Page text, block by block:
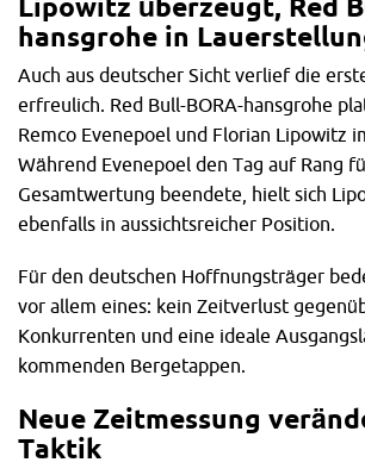
Lipowitz überzeugt, Red
hansgrohe in
Auch aus deutscher Sicht verlief die
erfreulich. Red Bull-BORA-hansgrohe
Remco Evenepoel und Florian Lipowitz
Während Evenepoel den Tag auf Rang
Gesamtwertung beendete, hielt sich
ebenfalls in aussichtsreicher Position.
Für den deutschen Hoffnungsträger
vor allem eines: kein Zeitverlust
Konkurrenten und eine ideale
kommenden Bergetappen.
Neue Zeitmessung
Taktik